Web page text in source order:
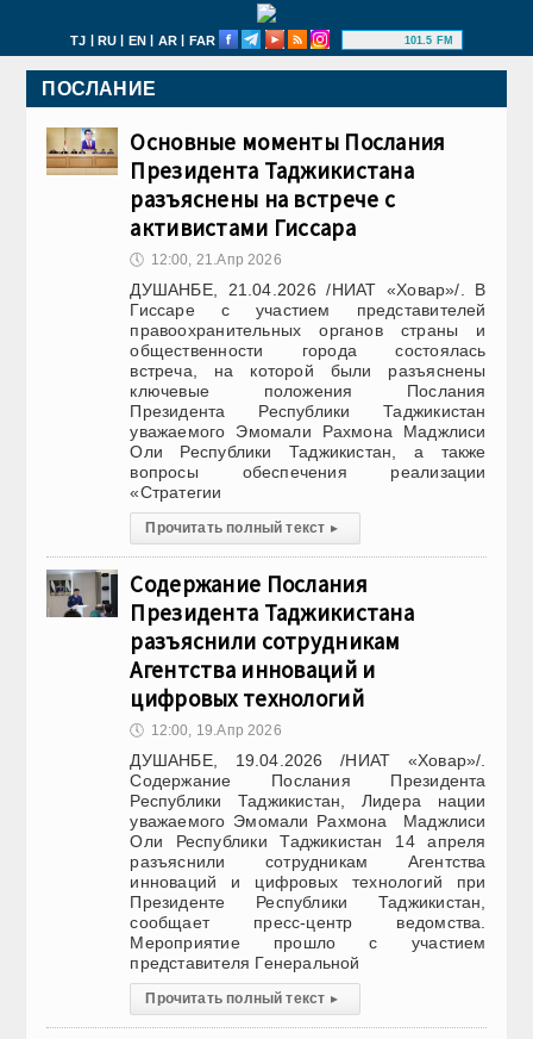
TJ | RU | EN | AR | FAR 101.5 FM
ПОСЛАНИЕ
Основные моменты Послания
Президента Таджикистана
разъяснены на встрече с
активистами Гиссара
🕔 12:00, 21.Апр 2026
ДУШАНБЕ, 21.04.2026 /НИАТ «Ховар»/. В
Гиссаре с участием представителей
правоохранительных органов страны и
общественности города состоялась
встреча, на которой были разъяснены
ключевые положения Послания
Президента Республики Таджикистан
уважаемого Эмомали Рахмона Маджлиси
Оли Республики Таджикистан, а также
вопросы обеспечения реализации
«Стратегии
Прочитать полный текст ▸
Содержание Послания
Президента Таджикистана
разъяснили сотрудникам
Агентства инноваций и
цифровых технологий
🕔 12:00, 19.Апр 2026
ДУШАНБЕ, 19.04.2026 /НИАТ «Ховар»/.
Содержание Послания Президента
Республики Таджикистан, Лидера нации
уважаемого Эмомали Рахмона Маджлиси
Оли Республики Таджикистан 14 апреля
разъяснили сотрудникам Агентства
инноваций и цифровых технологий при
Президенте Республики Таджикистан,
сообщает пресс-центр ведомства.
Мероприятие прошло с участием
представителя Генеральной
Прочитать полный текст ▸